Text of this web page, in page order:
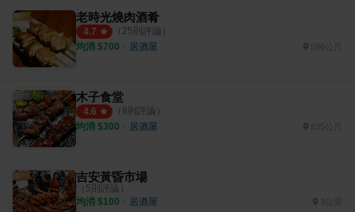
老時光燒肉酒肴
4.7 （ 25則評論）
均消 $700 ・ 居酒屋 596公尺
木子食堂
4.6 （ 8則評論）
均消 $300 ・ 居酒屋 835公尺
吉安黃昏市場
（ 5則評論）
均消 $100 ・ 居酒屋